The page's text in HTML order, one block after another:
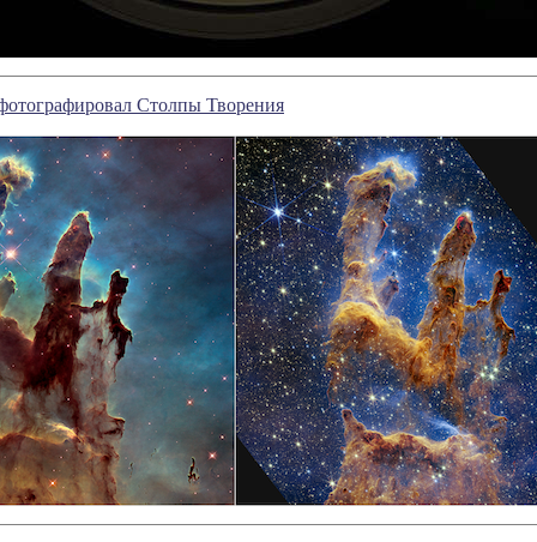
Столпы Творения